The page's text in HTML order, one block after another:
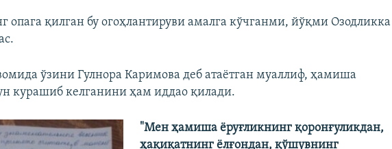
опага қилган бу огоҳлантируви амалга кўчганми, йўқми Озодликка
ўзини Гулнора Каримова деб атаётган муаллиф, ҳамиша
курашиб келганини ҳам иддао қилади.
"Мен ҳамиша ëруғликнинг қоронғуликдан,
ҳақиқатнинг ëлғондан, қўшувнинг